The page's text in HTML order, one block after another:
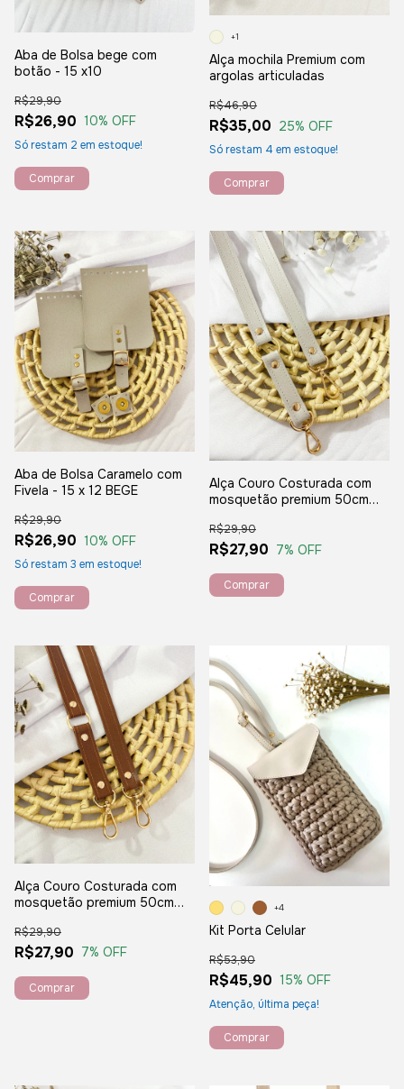
Aba de Bolsa bege com
botão - 15 x10
R$26,90
R$29,90
10% OFF
Só restam 2 em estoque!
Alça mochila Premium com
argolas articuladas
R$35,00
R$46,90
25% OFF
Só restam 4 em estoque!
+1
Comprar
Aba de Bolsa Caramelo com
Fivela - 15 x 12 BEGE
R$26,90
R$29,90
10% OFF
Só restam 3 em estoque!
Alça Couro Costurada com
mosquetão premium 50cm
R$27,90
R$29,90
7% OFF
Alça Couro Costurada com
mosquetão premium 50cm
R$27,90
R$29,90
7% OFF
Kit Porta Celular
R$45,90
R$53,90
15% OFF
Atenção, última peça!
+4
Comprar